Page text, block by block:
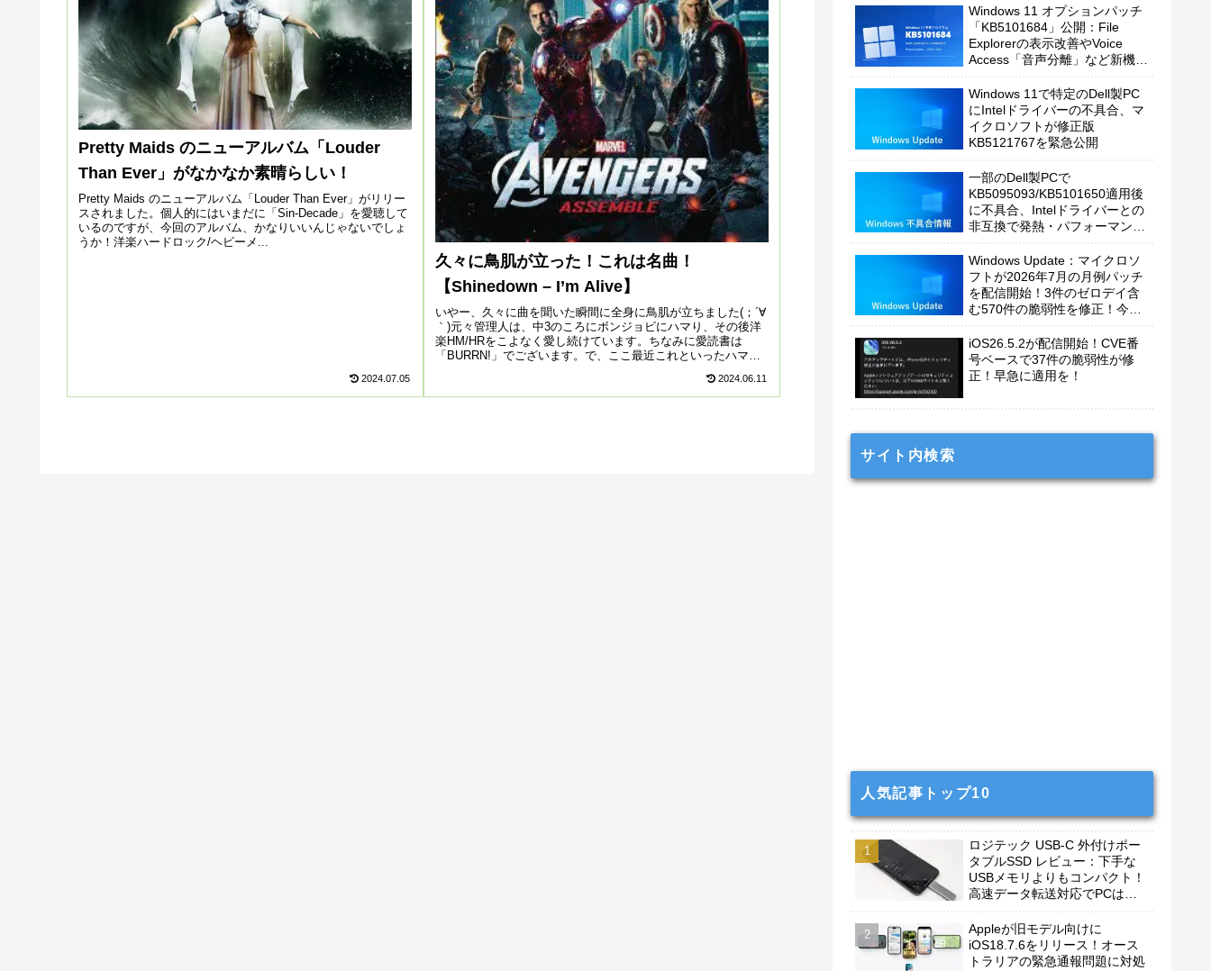
Pretty Maids のニューアルバム「Louder
Than Ever」がなかなか素晴らしい！
Pretty Maids のニューアルバム「Louder Than Ever」がリリー
スされました。個人的にはいまだに「Sin-Decade」を愛聴して
いるのですが、今回のアルバム、かなりいいんじゃないでしょ
うか！洋楽ハードロック/ヘビーメ...
2024.07.05
久々に鳥肌が立った！これは名曲！
【Shinedown – I’m Alive】
いやー、久々に曲を聞いた瞬間に全身に鳥肌が立ちました(；´∀
｀)元々管理人は、中3のころにボンジョビにハマり、その後洋
楽HM/HRをこよなく愛し続けています。ちなみに愛読書は
「BURRN!」でございます。で、ここ最近これといったハマる
2024.06.11
Windows 11 オプションパッチ
「KB5101684」公開：File
Explorerの表示改善やVoice
Access「音声分離」など新機能
Windows 11で特定のDell製PC
にIntelドライバーの不具合、マ
イクロソフトが修正版
KB5121767を緊急公開
一部のDell製PCで
KB5095093/KB5101650適用後
に不具合、Intelドライバーとの
非互換で発熱・パフォーマンス
Windows Update：マイクロソ
フトが2026年7月の月例パッチ
を配信開始！3件のゼロデイ含
む570件の脆弱性を修正！今す
iOS26.5.2が配信開始！CVE番
号ベースで37件の脆弱性が修
正！早急に適用を！
サイト内検索
人気記事トップ10
ロジテック USB-C 外付けポー
タブルSSD レビュー：下手な
USBメモリよりもコンパクト！
高速データ転送対応でPCは勿
もおすすめ！
Appleが旧モデル向けに
iOS18.7.6をリリース！オース
トラリアの緊急通報問題に対処